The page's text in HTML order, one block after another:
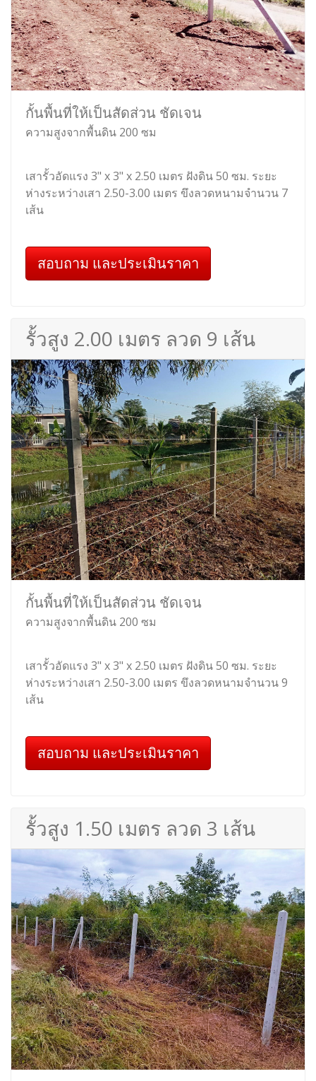
กั้นพื้นที่ให้เป็นสัดส่วน ชัดเจน
ความสูงจากพื้นดิน 200 ซม
เสารั้วอัดแรง 3" x 3" x 2.50 เมตร ฝังดิน 50 ซม. ระยะ
ห่างระหว่างเสา 2.50-3.00 เมตร ขึงลวดหนามจำนวน 7
เส้น
สอบถาม และประเมินราคา
รั้วสูง 2.00 เมตร ลวด 9 เส้น
กั้นพื้นที่ให้เป็นสัดส่วน ชัดเจน
ความสูงจากพื้นดิน 200 ซม
เสารั้วอัดแรง 3" x 3" x 2.50 เมตร ฝังดิน 50 ซม. ระยะ
ห่างระหว่างเสา 2.50-3.00 เมตร ขึงลวดหนามจำนวน 9
เส้น
สอบถาม และประเมินราคา
รั้วสูง 1.50 เมตร ลวด 3 เส้น